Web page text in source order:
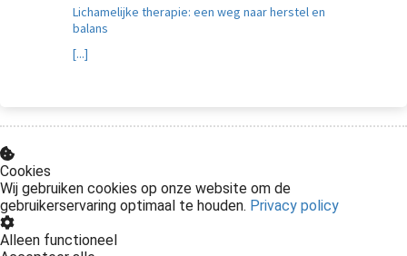
Lichamelijke therapie: een weg naar herstel en
balans
[...]
Cookies
Wij gebruiken cookies op onze website om de
gebruikerservaring optimaal te houden. Privacy policy
Alleen functioneel